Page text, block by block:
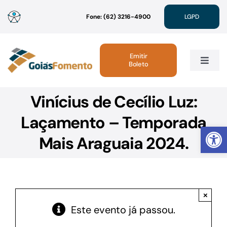
Abrir
para
conteúdo
Fone: (62) 3216-4900 LGPD
Toggle
Institucional
Linhas de Crédito
Emitir
Boleto
Vinícius de Cecílio Luz:
Laçamento – Temporada
Mais Araguaia 2024.
Este evento já passou.
×